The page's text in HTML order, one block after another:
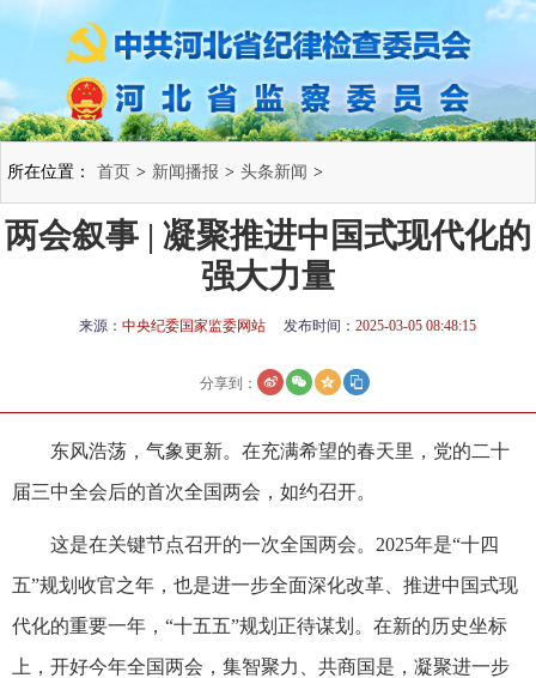
所在位置： 首页 > 新闻播报 > 头条新闻 >
两会叙事 | 凝聚推进中国式现代化的
强大力量
来源： 中央纪委国家监委网站 发布时间： 2025-03-05 08:48:15
分享到：
东风浩荡，气象更新。在充满希望的春天里，党的二十
届三中全会后的首次全国两会，如约召开。
这是在关键节点召开的一次全国两会。2025年是“十四
五”规划收官之年，也是进一步全面深化改革、推进中国式现
代化的重要一年，“十五五”规划正待谋划。在新的历史坐标
上，开好今年全国两会，集智聚力、共商国是，凝聚进一步